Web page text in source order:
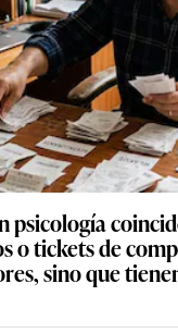
psicología
o tickets de
sino que